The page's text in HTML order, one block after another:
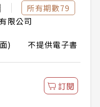
所有期數79
限公司
面) 不提供電子書
訂閱